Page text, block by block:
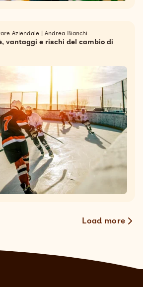
Aziendale Andrea Bianchi
vantaggi e rischi del cambio di
Load more